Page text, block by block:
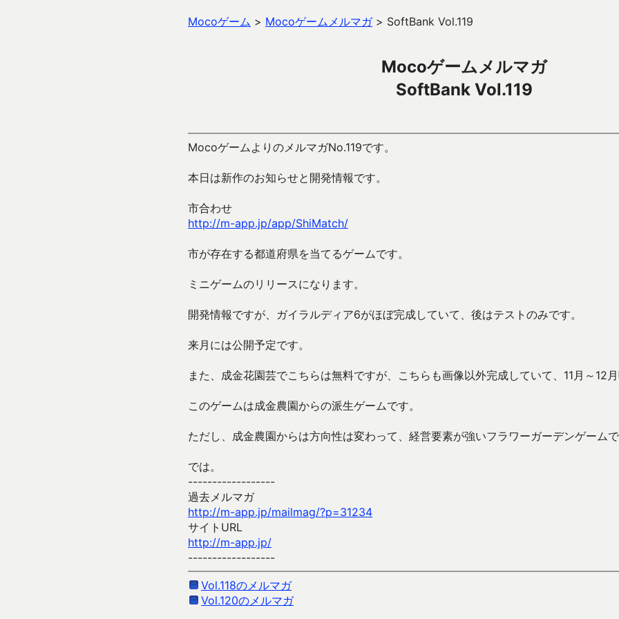
Mocoゲーム > Mocoゲームメルマガ> SoftBank Vol.119
Mocoゲームメルマガ
SoftBank Vol.119
MocoゲームよりのメルマガNo.119です。
本日は新作のお知らせと開発情報です。
市合わせ
http://m-app.jp/app/ShiMatch/
市が存在する都道府県を当てるゲームです。
ミニゲームのリリースになります。
開発情報ですが、ガイラルディア6がほぼ完成していて、後はテストのみです。
来月には公開予定です。
また、成金花園芸でこちらは無料ですが、こちらも画像以外完成していて、11月～12月
このゲームは成金農園からの派生ゲームです。
ただし、成金農園からは方向性は変わって、経営要素が強いフラワーガーデンゲームで
では。
------------------
過去メルマガ
http://m-app.jp/mailmag/?p=31234
サイトURL
http://m-app.jp/
------------------
Vol.118のメルマガ
Vol.120のメルマガ